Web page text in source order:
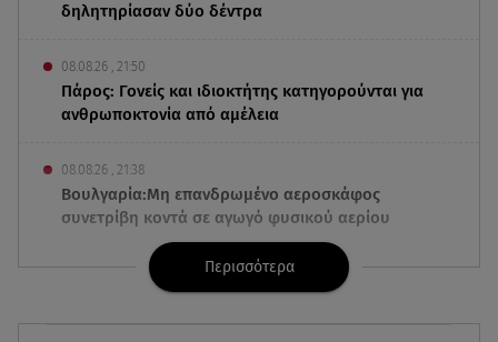
δηλητηρίασαν δύο δέντρα
08.08.26 , 21:50
Πάρος: Γονείς και ιδιοκτήτης κατηγορούνται για
ανθρωποκτονία από αμέλεια
08.08.26 , 21:38
Βουλγαρία:Μη επανδρωμένο αεροσκάφος
συνετρίβη κοντά σε αγωγό φυσικού αερίου
Φωτιά στην Αττικοβοιωτία: Ενέργεια ίση με έξι
ατομικές βόμβες
Περισσότερα